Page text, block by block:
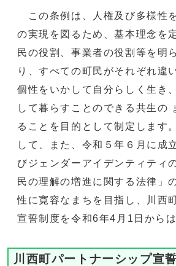
この条例は、人権及び多様性
の実現を図るため、基本理念を
民の役割、事業者の役割等を明
り、すべての町民がそれぞれ違
個性をいかして自分らしく生き
して暮らすことのできる共生の
ることを目的として制定します
して、また、令和５年６月に成
びジェンダーアイデンティティ
民の理解の増進に関する法律」
性に寛容なまちを目指し、川西
宣誓制度を令和6年4月1日からは
川西町パートナーシップ宣